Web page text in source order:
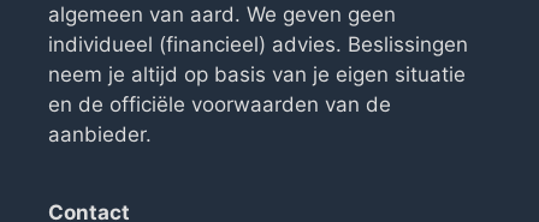
algemeen van aard. We geven geen
individueel (financieel) advies. Beslissingen
neem je altijd op basis van je eigen situatie
en de officiële voorwaarden van de
aanbieder.
Contact